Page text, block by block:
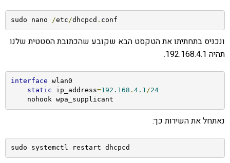
sudo nano /etc/dhcpcd . conf
ונכניס בתחתיתו את הטקסט הבא שקובע שהכתובת הסטטית שלנו
תהיה 192.168.4.1.
interface wlan0
static ip_address=192.168 . 4.1/24
    nohook wpa_supplicant
נאתחל את השירות כך:
sudo systemctl restart dhcpcd